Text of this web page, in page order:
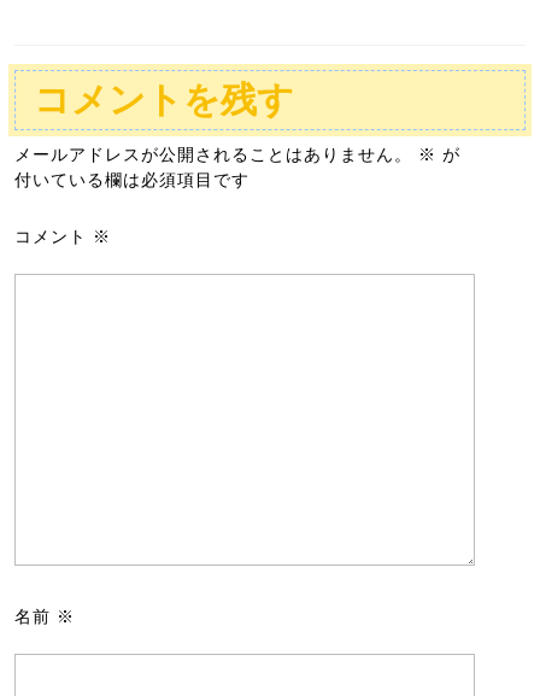
コメントを残す
メールアドレスが公開されることはありません。 ※ が
付いている欄は必須項目です
コメント ※
名前 ※